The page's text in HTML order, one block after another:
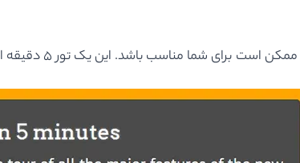
ممکن است برای شما مناسب باشد. این یک تور 5 دقیقه ای است درباره این که flexbox چیست و چه می کند؟